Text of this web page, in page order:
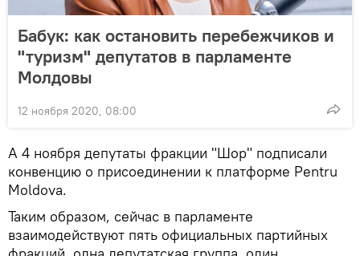
Бабук: как остановить перебежчиков и
"туризм" депутатов в парламенте
Молдовы
12 ноября 2020, 08:00
А 4 ноября депутаты фракции "Шор" подписали
конвенцию о присоединении к платформе Pentru
Moldova.
Таким образом, сейчас в парламенте
взаимодействуют пять официальных партийных